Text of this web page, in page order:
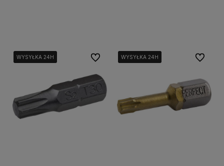
WYSYŁKA 24H
WYSYŁKA 24H
WYSYŁKA 24H Do ulubionychWYSYŁKA 24H
WYSYŁKA 24H
WYSYŁKA 24H Do